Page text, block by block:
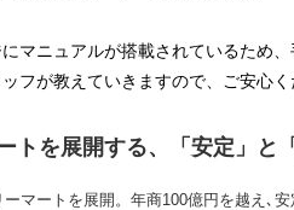
マニュアルが搭載されているため
フが教えていきますので、ご安心く
トを展開する、「安定」と
マートを展開。年商100億円を越え､